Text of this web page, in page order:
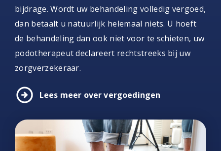
bijdrage. Wordt uw behandeling volledig vergoed,
dan betaalt u natuurlijk helemaal niets. U hoeft
de behandeling dan ook niet voor te schieten, uw
podotherapeut declareert rechtstreeks bij uw
zorgverzekeraar.
arrow_circle_right Lees meer over vergoedingen